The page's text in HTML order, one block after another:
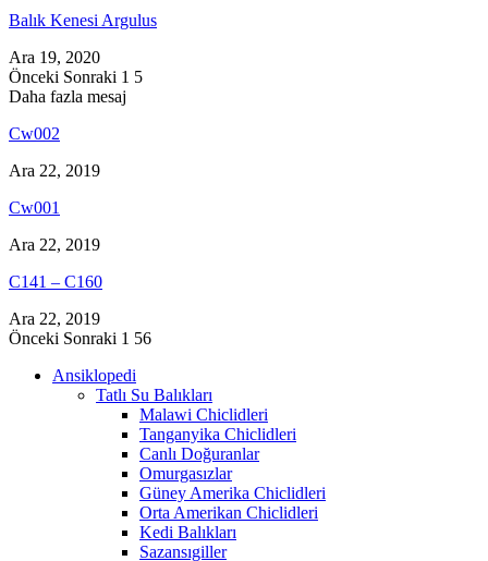
Balık Kenesi Argulus
Ara 19, 2020
Önceki Sonraki 1 5
Daha fazla mesaj
Cw002
Ara 22, 2019
Cw001
Ara 22, 2019
C141 – C160
Ara 22, 2019
Önceki Sonraki 1 56
Ansiklopedi
Tatlı Su Balıkları
Malawi Chiclidleri
Tanganyika Chiclidleri
Canlı Doğuranlar
Omurgasızlar
Güney Amerika Chiclidleri
Orta Amerikan Chiclidleri
Kedi Balıkları
Sazansıgiller